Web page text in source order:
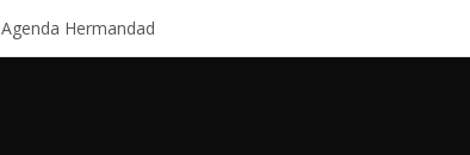
Agenda Hermandad